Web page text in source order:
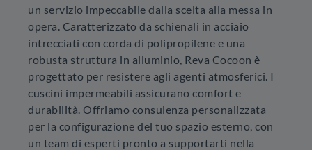
un servizio impeccabile dalla scelta alla messa in
opera. Caratterizzato da schienali in acciaio
intrecciati con corda di polipropilene e una
robusta struttura in alluminio, Reva Cocoon è
progettato per resistere agli agenti atmosferici. I
cuscini impermeabili assicurano comfort e
durabilità. Offriamo consulenza personalizzata
per la configurazione del tuo spazio esterno, con
un team di esperti pronto a supportarti nella